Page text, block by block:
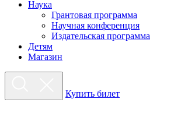
Наука
Грантовая программа
Научная конференция
Издательская программа
Детям
Магазин
Купить билет